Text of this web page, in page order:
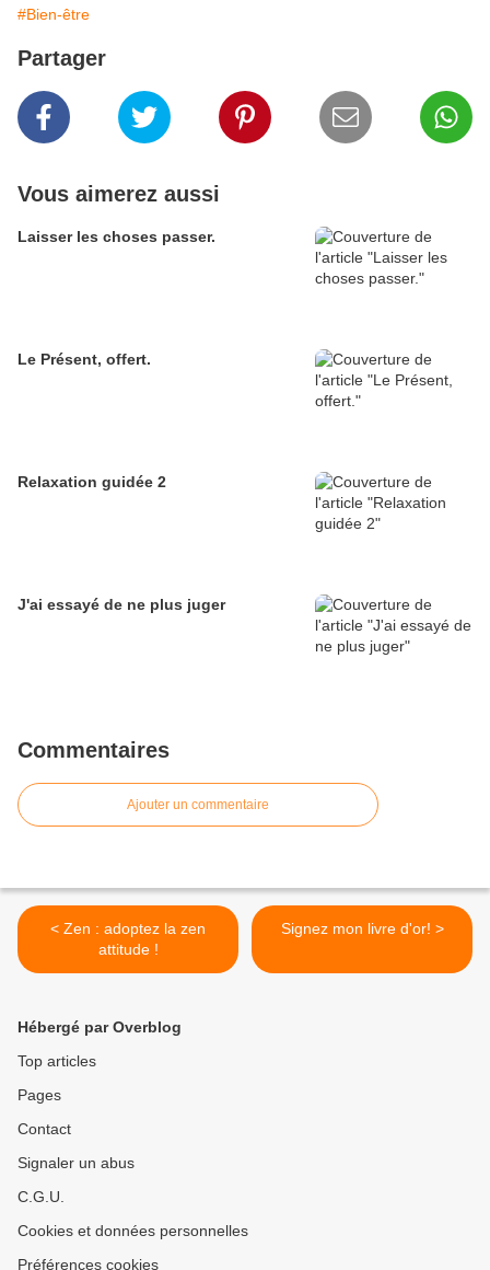
#Bien-être
Partager
Vous aimerez aussi
Laisser les choses passer.
Le Présent, offert.
Relaxation guidée 2
J'ai essayé de ne plus juger
Commentaires
Ajouter un commentaire
< Zen : adoptez la zen
attitude !
Signez mon livre d'or! >
Hébergé par Overblog
Top articles
Pages
Contact
Signaler un abus
C.G.U.
Cookies et données personnelles
Préférences cookies